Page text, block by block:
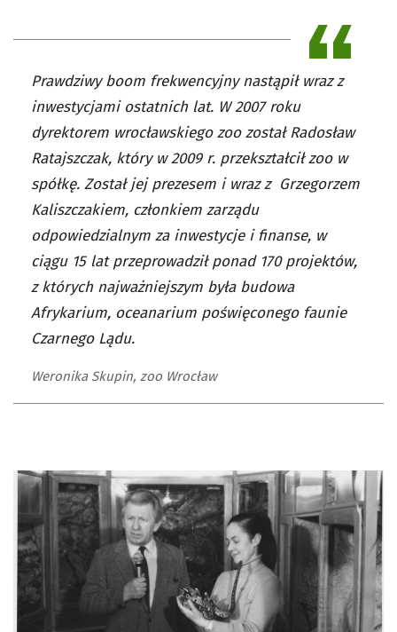
Prawdziwy boom frekwencyjny nastąpił wraz z
inwestycjami ostatnich lat. W 2007 roku
dyrektorem wrocławskiego zoo został Radosław
Ratajszczak, który w 2009 r. przekształcił zoo w
spółkę. Został jej prezesem i wraz z Grzegorzem
Kaliszczakiem, członkiem zarządu
odpowiedzialnym za inwestycje i finanse, w
ciągu 15 lat przeprowadził ponad 170 projektów,
z których najważniejszym była budowa
Afrykarium, oceanarium poświęconego faunie
Czarnego Lądu.
Weronika Skupin, zoo Wrocław